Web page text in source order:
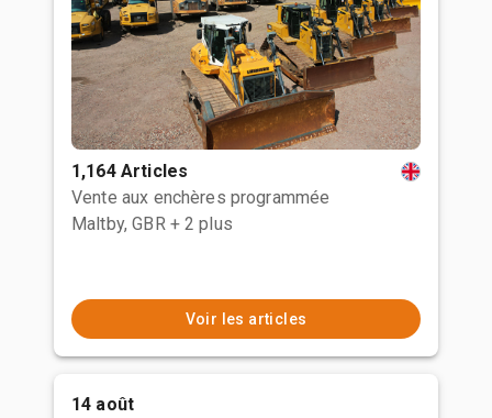
1,164 Articles
Vente aux enchères programmée
Maltby, GBR + 2 plus
Voir les articles
14 août